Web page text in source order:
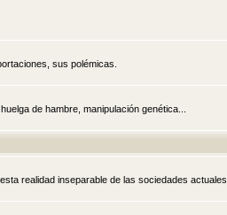
sus polémicas.
de hambre, manipulación genética...
realidad inseparable de las sociedades actuales.